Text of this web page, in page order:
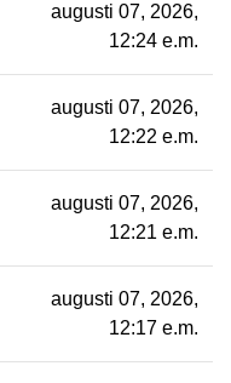
augusti 07, 2026,
12:24 e.m.
augusti 07, 2026,
12:22 e.m.
augusti 07, 2026,
12:21 e.m.
augusti 07, 2026,
12:17 e.m.